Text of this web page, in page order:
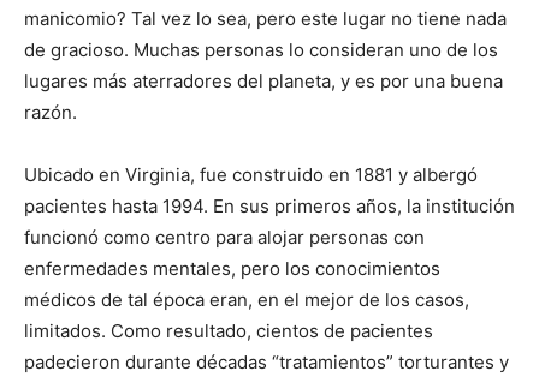
manicomio? Tal vez lo sea, pero este lugar no tiene nada
de gracioso. Muchas personas lo consideran uno de los
lugares más aterradores del planeta, y es por una buena
razón.
Ubicado en Virginia, fue construido en 1881 y albergó
pacientes hasta 1994. En sus primeros años, la institución
funcionó como centro para alojar personas con
enfermedades mentales, pero los conocimientos
médicos de tal época eran, en el mejor de los casos,
limitados. Como resultado, cientos de pacientes
padecieron durante décadas “tratamientos” torturantes y